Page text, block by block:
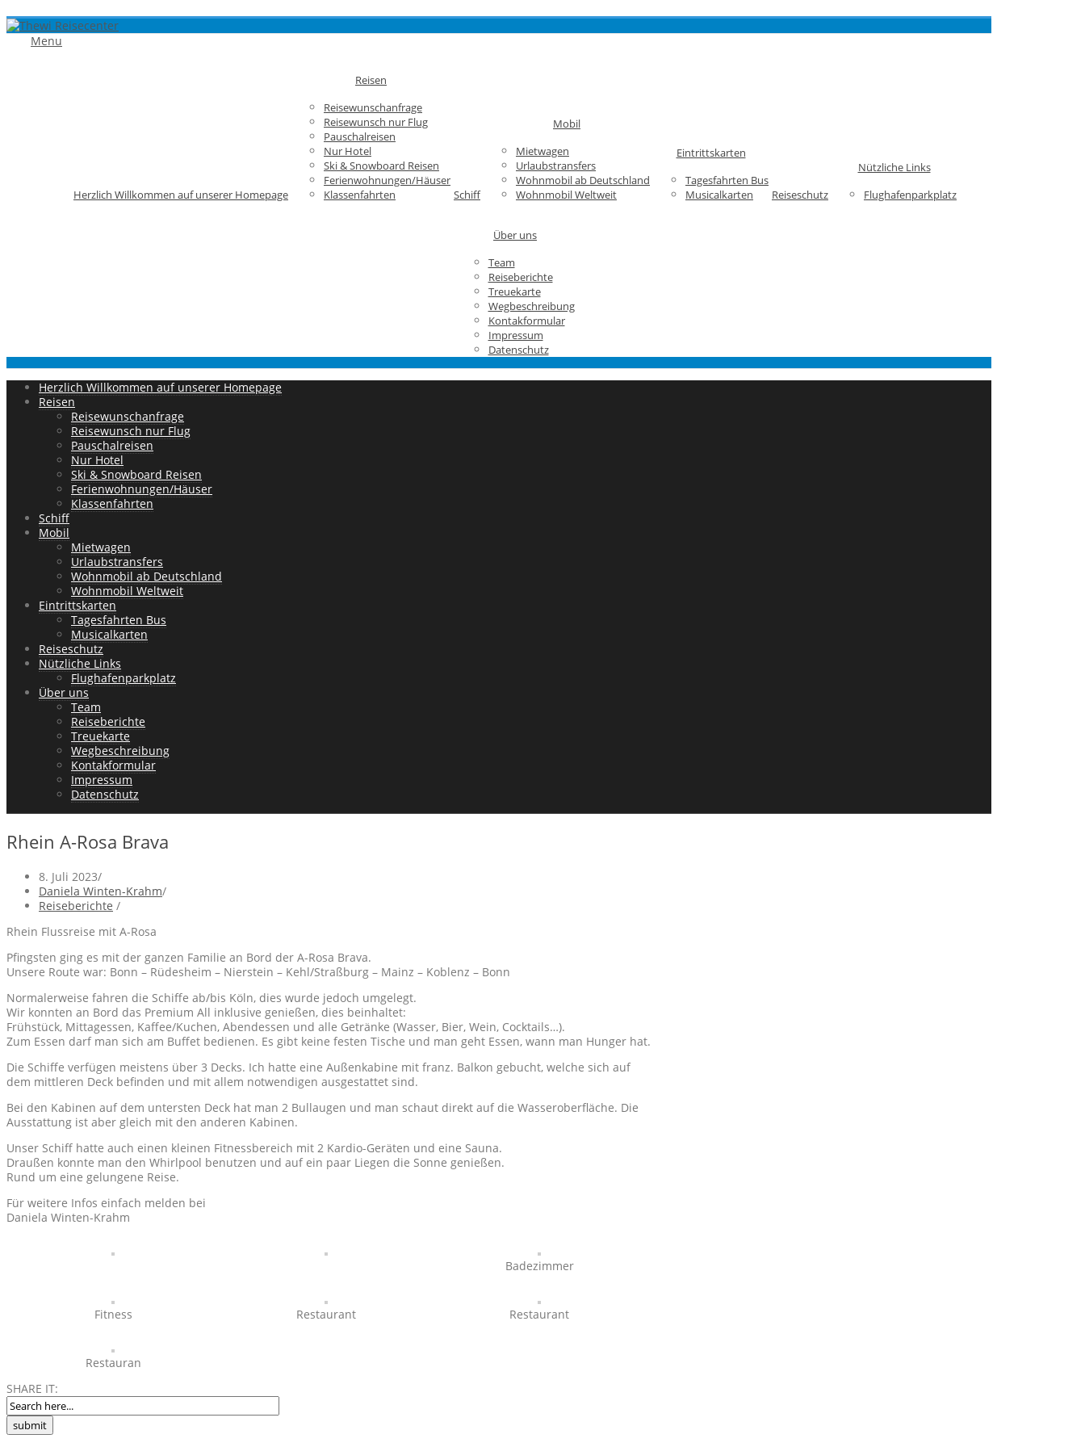
Menu
Herzlich Willkommen auf unserer Homepage
Reisen
Reisewunschanfrage
Reisewunsch nur Flug
Pauschalreisen
Nur Hotel
Ski & Snowboard Reisen
Ferienwohnungen/Häuser
Klassenfahrten
Schiff
Mobil
Mietwagen
Urlaubstransfers
Wohnmobil ab Deutschland
Wohnmobil Weltweit
Eintrittskarten
Tagesfahrten Bus
Musicalkarten
Reiseschutz
Nützliche Links
Flughafenparkplatz
Über uns
Team
Reiseberichte
Treuekarte
Wegbeschreibung
Kontakformular
Impressum
Datenschutz
Herzlich Willkommen auf unserer Homepage
Reisen
Reisewunschanfrage
Reisewunsch nur Flug
Pauschalreisen
Nur Hotel
Ski & Snowboard Reisen
Ferienwohnungen/Häuser
Klassenfahrten
Schiff
Mobil
Mietwagen
Urlaubstransfers
Wohnmobil ab Deutschland
Wohnmobil Weltweit
Eintrittskarten
Tagesfahrten Bus
Musicalkarten
Reiseschutz
Nützliche Links
Flughafenparkplatz
Über uns
Team
Reiseberichte
Treuekarte
Wegbeschreibung
Kontakformular
Impressum
Datenschutz
Rhein A-Rosa Brava
8. Juli 2023/
Daniela Winten-Krahm/
Reiseberichte /
Rhein Flussreise mit A-Rosa
Pfingsten ging es mit der ganzen Familie an Bord der A-Rosa Brava.
Unsere Route war: Bonn – Rüdesheim – Nierstein – Kehl/Straßburg – Mainz – Koblenz – Bonn
Normalerweise fahren die Schiffe ab/bis Köln, dies wurde jedoch umgelegt.
Wir konnten an Bord das Premium All inklusive genießen, dies beinhaltet:
Frühstück, Mittagessen, Kaffee/Kuchen, Abendessen und alle Getränke (Wasser, Bier, Wein, Cocktails…).
Zum Essen darf man sich am Buffet bedienen. Es gibt keine festen Tische und man geht Essen, wann man Hunger hat.
Die Schiffe verfügen meistens über 3 Decks. Ich hatte eine Außenkabine mit franz. Balkon gebucht, welche sich auf
dem mittleren Deck befinden und mit allem notwendigen ausgestattet sind.
Bei den Kabinen auf dem untersten Deck hat man 2 Bullaugen und man schaut direkt auf die Wasseroberfläche. Die
Ausstattung ist aber gleich mit den anderen Kabinen.
Unser Schiff hatte auch einen kleinen Fitnessbereich mit 2 Kardio-Geräten und eine Sauna.
Draußen konnte man den Whirlpool benutzen und auf ein paar Liegen die Sonne genießen.
Rund um eine gelungene Reise.
Für weitere Infos einfach melden bei
Daniela Winten-Krahm
Badezimmer
Fitness Restaurant Restaurant
Restauran
SHARE IT: